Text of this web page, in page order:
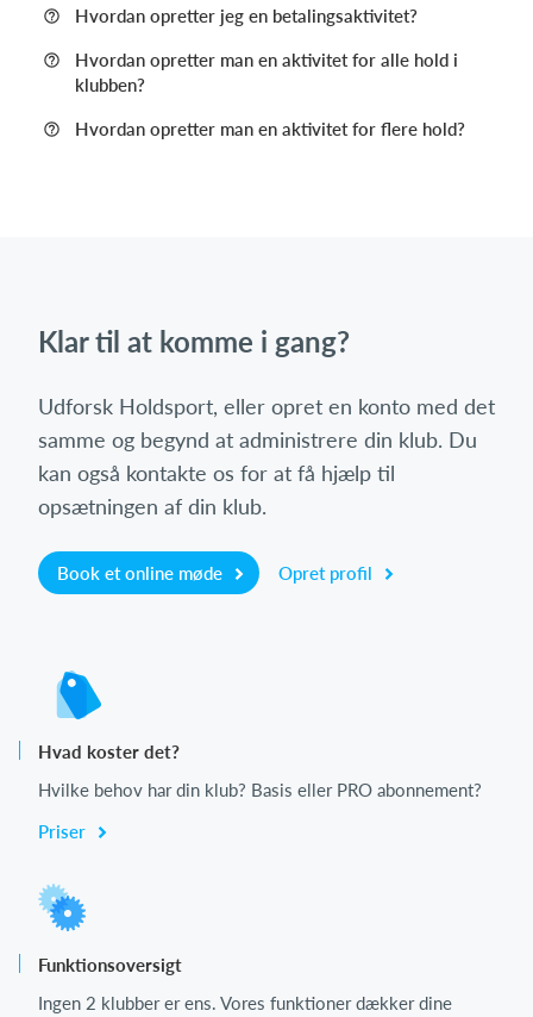
Hvordan opretter jeg en betalingsaktivitet?
Hvordan opretter man en aktivitet for alle hold i
klubben?
Hvordan opretter man en aktivitet for flere hold?
Klar til at komme i gang?
Udforsk Holdsport, eller opret en konto med det
samme og begynd at administrere din klub. Du
kan også kontakte os for at få hjælp til
opsætningen af din klub.
Book et online møde Opret profil
Hvad koster det?
Hvilke behov har din klub? Basis eller PRO abonnement?
Priser
Funktionsoversigt
Ingen 2 klubber er ens. Vores funktioner dækker dine